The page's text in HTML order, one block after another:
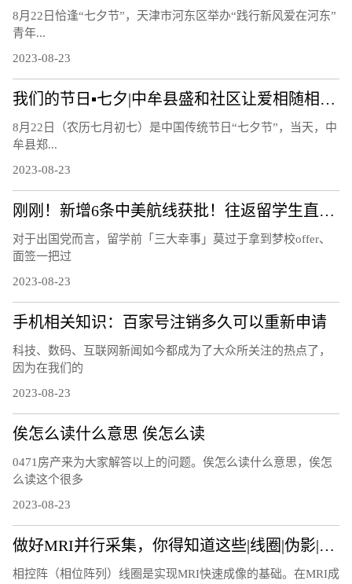
8月22日恰逢“七夕节”，天津市河东区举办“践行新风爱在河东”
青年...
2023-08-23
我们的节日▪七夕|中牟县盛和社区让爱相随相约白首
8月22日（农历七月初七）是中国传统节日“七夕节”，当天，中
牟县郑...
2023-08-23
刚刚！新增6条中美航线获批！往返留学生直接省出一部iPhone……
对于出国党而言，留学前「三大幸事」莫过于拿到梦校offer、
面签一把过
2023-08-23
手机相关知识：百家号注销多久可以重新申请
科技、数码、互联网新闻如今都成为了大众所关注的热点了，
因为在我们的
2023-08-23
俟怎么读什么意思 俟怎么读
0471房产来为大家解答以上的问题。俟怎么读什么意思，俟怎
么读这个很多
2023-08-23
做好MRI并行采集，你得知道这些|线圈|伪影|图像|因子|
相控阵（相位阵列）线圈是实现MRI快速成像的基础。在MRI成